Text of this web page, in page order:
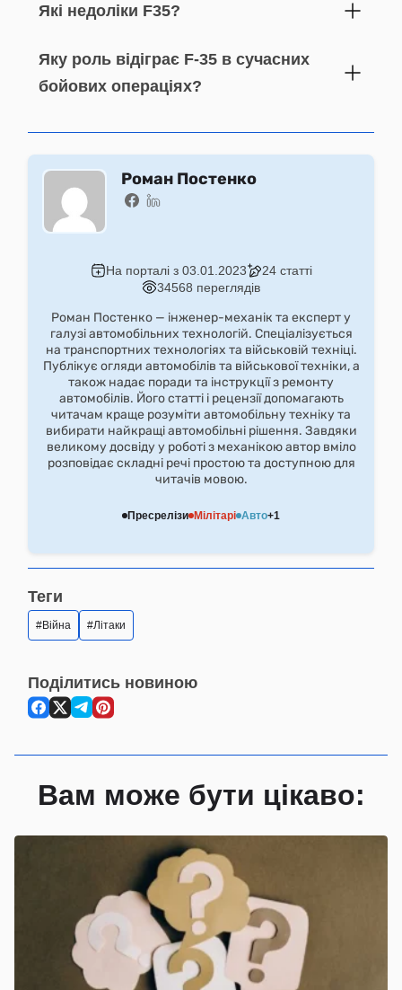
Які недоліки F35?
Яку роль відіграє F-35 в сучасних
бойових операціях?
Роман Постенко
На порталі з 03.01.2023
24 статті
34568 переглядів
Роман Постенко — інженер-механік та експерт у
галузі автомобільних технологій. Спеціалізується
на транспортних технологіях та військовій техніці.
Публікує огляди автомобілів та військової техніки, а
також надає поради та інструкції з ремонту
автомобілів. Його статті і рецензії допомагають
читачам краще розуміти автомобільну техніку та
вибирати найкращі автомобільні рішення. Завдяки
великому досвіду у роботі з механікою автор вміло
розповідає складні речі простою та доступною для
читачів мовою.
Пресрелізи Мілітарі Авто+1
Теги
Війна Літаки
Поділитись новиною
Вам може бути цікаво: